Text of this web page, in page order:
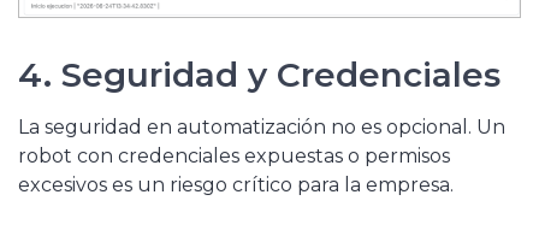
4. Seguridad y Credenciales
La seguridad en automatización no es opcional. Un
robot con credenciales expuestas o permisos
excesivos es un riesgo crítico para la empresa.